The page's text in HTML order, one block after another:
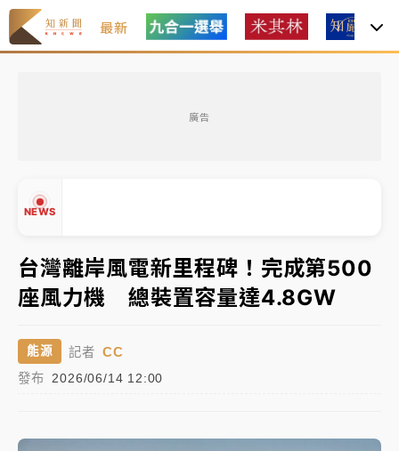
最新
廣告
NEWS
有片｜
連根拔起
中颱白海豚風雨來了！中部以北防豪雨 今晚、明天影
響最劇烈
白海豚逼近！北市水門只出不進 未移置車輛最高罰
油價持續凍漲！ 中油宣布下周一汽柴油價格維持不變
台灣離岸風電新里程碑！完成第500
座風力機 總裝置容量達4.8GW
能源 記者 CC
發布 2026/06/14 12:00